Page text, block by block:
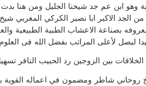
وهو ابن عم جد شيخنا الجليل ومن هنا بدت
الجد الاكبر ابا نصير الكركي المغربي
بصناعة الاعشاب الطبية الطبيعية
ليصل لأعلى المراتب بفضل الله فى العلوم
بين الزوجين رد الحبيب النافر تسهيل زواج
شاطر ومضمون في اعماله القوية بالروحانيات